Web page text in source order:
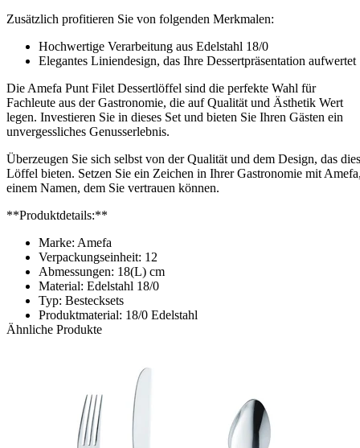
Zusätzlich profitieren Sie von folgenden Merkmalen:
Hochwertige Verarbeitung aus Edelstahl 18/0
Elegantes Liniendesign, das Ihre Dessertpräsentation aufwertet
Die Amefa Punt Filet Dessertlöffel sind die perfekte Wahl für
Fachleute aus der Gastronomie, die auf Qualität und Ästhetik Wert
legen. Investieren Sie in dieses Set und bieten Sie Ihren Gästen ein
unvergessliches Genusserlebnis.
Überzeugen Sie sich selbst von der Qualität und dem Design, das
Löffel bieten. Setzen Sie ein Zeichen in Ihrer Gastronomie mit
einem Namen, dem Sie vertrauen können.
**Produktdetails:**
Marke: Amefa
Verpackungseinheit: 12
Abmessungen: 18(L) cm
Material: Edelstahl 18/0
Typ: Bestecksets
Produktmaterial: 18/0 Edelstahl
Ähnliche Produkte